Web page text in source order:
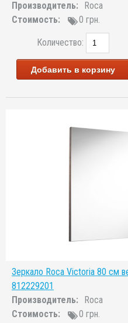
Производитель:
Roca
Стоимость:
0 грн.
Количество:
Добавить в корзину
Зеркало Roca Victoria 80 см
812229201
Производитель:
Roca
Стоимость:
0 грн.